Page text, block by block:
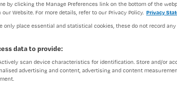
DIENSTVERBAND
Parttime
by clicking the Manage Preferences link on the bottom of the
Website. For more details, refer to our Privacy Policy. Privacy
only place essential and statistical cookies, these do not record
data to provide:
scan device characteristics for identification. Store and/or
advertising and content, advertising and content